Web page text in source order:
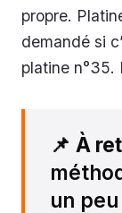
propre.
demandé si
platine n°35.
📌 À
un